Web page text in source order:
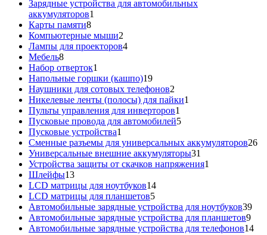
товар
Зарядные устройства для автомобильных
аккумуляторов1
Карты памяти88
товаров
Компьютерные мыши2
товара
Лампы для проекторов44
Мебель88
товаров
Набор отверток1
товар
Напольные горшки (кашпо)1919
товаров
Наушники для сотовых телефонов2
товара
Никелевые ленты (полосы) для пайки1
Пульты управления для инверторов1
товар
Пусковые провода для автомобилей55
Пусковые устройства1
товар
Сменные разъемы для универсальных аккумуляторов2626
Универсальные внешние аккумуляторы31
товар
Устройства защиты от скачков напряжения1
Шлейфы1313
товаров
LCD матрицы для ноутбуков1414
LCD матрицы для планшетов55
товаров
Автомобильные зарядные устройства для ноутбуков3939
Автомобильные зарядные устройства для планшетов99
Автомобильные зарядные устройства для телефонов1414